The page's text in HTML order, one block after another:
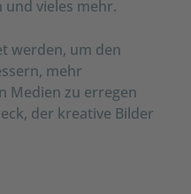
und vieles mehr.
werden, um den
mehr
Medien zu erregen
der kreative Bilder